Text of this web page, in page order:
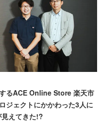
るACE Online Store 楽天市
ジェクトにかかわった3人に
えてきた!?